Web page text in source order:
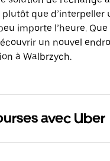
plutôt que
importe l’heure.
un nouvel
à Walbrzych.
avec Uber